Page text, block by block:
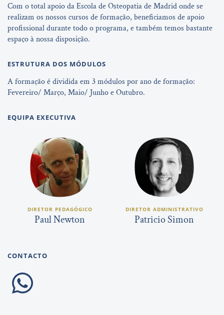
Com o total apoio da Escola de Osteopatia de Madrid onde se
realizam os nossos cursos de formação, beneficiamos de apoio
profissional durante todo o programa, e também temos bastante
espaço à nossa disposição.
ESTRUTURA DOS MÓDULOS
A formação é dividida em 3 módulos por ano de formação:
Fevereiro/ Março, Maio/ Junho e Outubro.
EQUIPA EXECUTIVA
DIRETOR PEDAGÓGICO
Paul Newton
DIRETOR ADMINISTRATIVO
Patricio Simon
CONTACTO